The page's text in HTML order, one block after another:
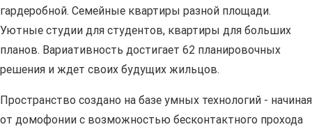
гардеробной. Семейные квартиры разной площади.
Уютные студии для студентов, квартиры для больших
планов. Вариативность достигает 62 планировочных
решения и ждет своих будущих жильцов.
Пространство создано на базе умных технологий - начиная
от домофонии с возможностью бесконтактного прохода